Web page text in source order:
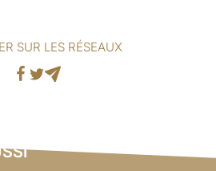
SUR LES RÉSEAUX
Facebook
Twitter
Mail